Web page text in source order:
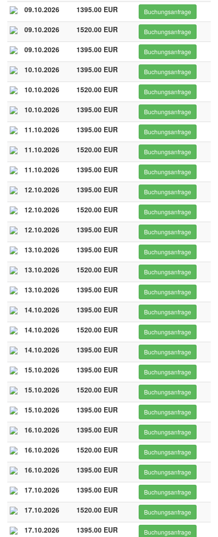
09.10.2026 1395.00 EUR Buchungsanfrage
09.10.2026 1520.00 EUR Buchungsanfrage
09.10.2026 1395.00 EUR Buchungsanfrage
10.10.2026 1395.00 EUR Buchungsanfrage
10.10.2026 1520.00 EUR Buchungsanfrage
10.10.2026 1395.00 EUR Buchungsanfrage
11.10.2026 1395.00 EUR Buchungsanfrage
11.10.2026 1520.00 EUR Buchungsanfrage
11.10.2026 1395.00 EUR Buchungsanfrage
12.10.2026 1395.00 EUR Buchungsanfrage
12.10.2026 1520.00 EUR Buchungsanfrage
12.10.2026 1395.00 EUR Buchungsanfrage
13.10.2026 1395.00 EUR Buchungsanfrage
13.10.2026 1520.00 EUR Buchungsanfrage
13.10.2026 1395.00 EUR Buchungsanfrage
14.10.2026 1395.00 EUR Buchungsanfrage
14.10.2026 1520.00 EUR Buchungsanfrage
14.10.2026 1395.00 EUR Buchungsanfrage
15.10.2026 1395.00 EUR Buchungsanfrage
15.10.2026 1520.00 EUR Buchungsanfrage
15.10.2026 1395.00 EUR Buchungsanfrage
16.10.2026 1395.00 EUR Buchungsanfrage
16.10.2026 1520.00 EUR Buchungsanfrage
16.10.2026 1395.00 EUR Buchungsanfrage
17.10.2026 1395.00 EUR Buchungsanfrage
17.10.2026 1520.00 EUR Buchungsanfrage
17.10.2026 1395.00 EUR Buchungsanfrage